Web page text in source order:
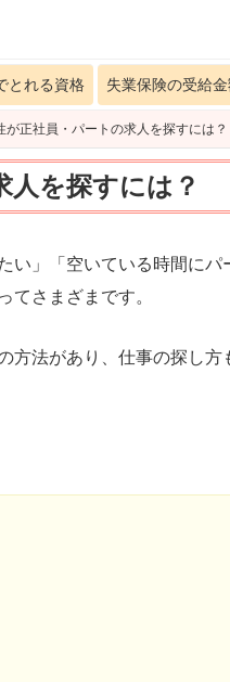
とれる資格 失業保険の受給金
正社員・パートの求人を探すには？
人を探すには？
い」「空いている時間にパ
てさまざまです。
方法があり、仕事の探し方